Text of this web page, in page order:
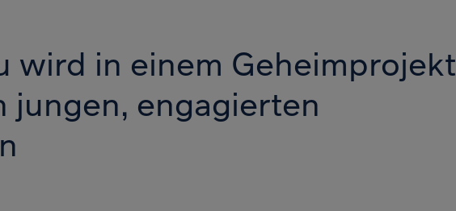
wird in einem Geheimprojekt
jungen, engagierten